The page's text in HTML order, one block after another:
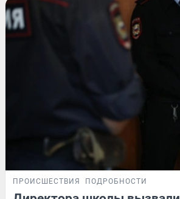
ПРОИСШЕСТВИЯ ПОДРОБНОСТИ